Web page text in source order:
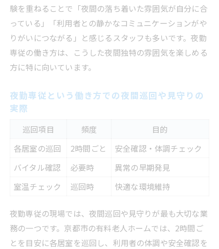
験を重ねることで「夜間の落ち着いた雰囲気が自分に合
っている」「利用者との静かなコミュニケーションがや
りがいにつながる」と感じるスタッフも多いです。夜勤
専従の働き方は、こうした夜間独特の雰囲気を楽しめる
方に特に向いています。
夜勤専従という働き方での夜間巡回や見守りの
実際
巡回項目 頻度
目的
各居室の巡回
2時間ごと
安全確認・体調チェック
バイタル確認
必要時
異常の早期発見
室温チェック
巡回時 快適な環境維持
夜勤専従の現場では、夜間巡回や見守りが最も大切な業
務の一つです。京都市の有料老人ホームでは、2時間ご
とを目安に各居室を巡回し、利用者の体調や安全確認を